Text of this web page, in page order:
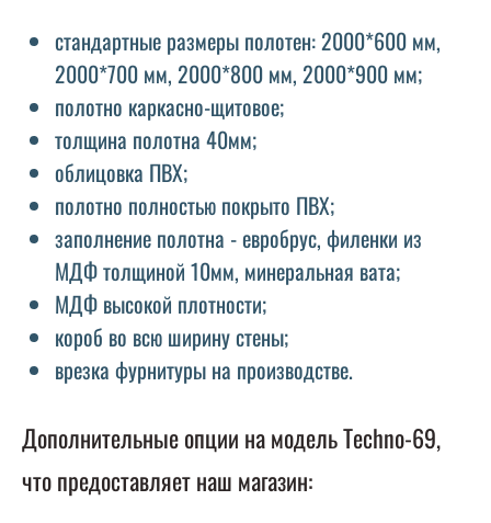
стандартные размеры полотен: 2000*600 мм,
2000*700 мм, 2000*800 мм, 2000*900 мм;
полотно каркасно-щитовое;
толщина полотна 40мм;
облицовка ПВХ;
полотно полностью покрыто ПВХ;
заполнение полотна - евробрус, филенки из
МДФ толщиной 10мм, минеральная вата;
МДФ высокой плотности;
короб во всю ширину стены;
врезка фурнитуры на производстве.
Дополнительные опции на модель Techno-69,
что предоставляет наш магазин: